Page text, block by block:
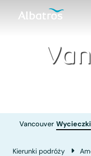
Vancouver Wycieczki
Kierunki podróży